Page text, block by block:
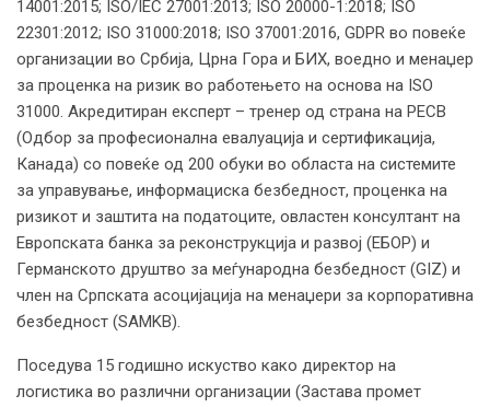
14001:2015; ISO/IEC 27001:2013; ISO 20000-1:2018; ISO
22301:2012; ISO 31000:2018; ISO 37001:2016, GDPR во повеќе
организации во Србија, Црна Гора и БИХ, воедно и менаџер
за проценка на ризик во работењето на основа на ISO
31000. Акредитиран експерт – тренер од страна на PECB
(Одбор за професионална евалуација и сертификација,
Канада) со повеќе од 200 обуки во областа на системите
за управување, информациска безбедност, проценка на
ризикот и заштита на податоците, овластен консултант на
Европската банка за реконструкција и развој (ЕБОР) и
Германското друштво за меѓународна безбедност (GIZ) и
член на Српската асоцијација на менаџери за корпоративна
безбедност (SAMKB).
Поседува 15 годишно искуство како директор на
логистика во различни организации (Застава промет